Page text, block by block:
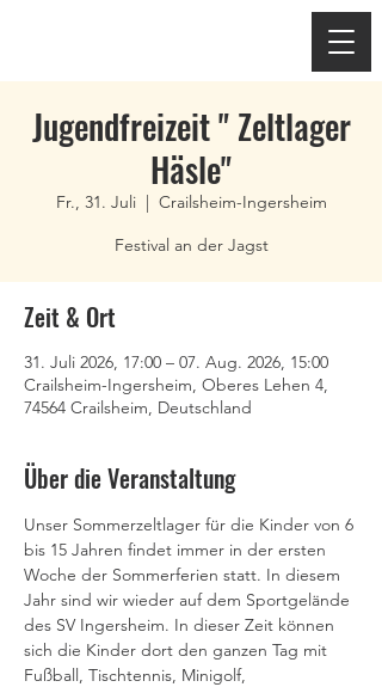
Jugendfreizeit " Zeltlager
Häsle"
Fr., 31. Juli
  |
Crailsheim-Ingersheim
Festival an der Jagst
Zeit & Ort
31. Juli 2026, 17:00 – 07. Aug. 2026, 15:00
Crailsheim-Ingersheim, Oberes Lehen 4,
74564 Crailsheim, Deutschland
Über die Veranstaltung
Unser Sommerzeltlager für die Kinder von 6
bis 15 Jahren findet immer in der ersten
Woche der Sommerferien statt. In diesem
Jahr sind wir wieder auf dem Sportgelände
des SV Ingersheim. In dieser Zeit können
sich die Kinder dort den ganzen Tag mit
Fußball, Tischtennis, Minigolf,